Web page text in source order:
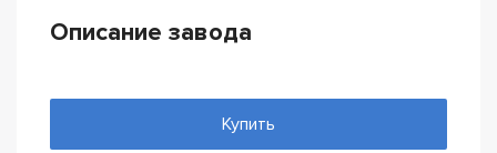
Описание завода
Купить